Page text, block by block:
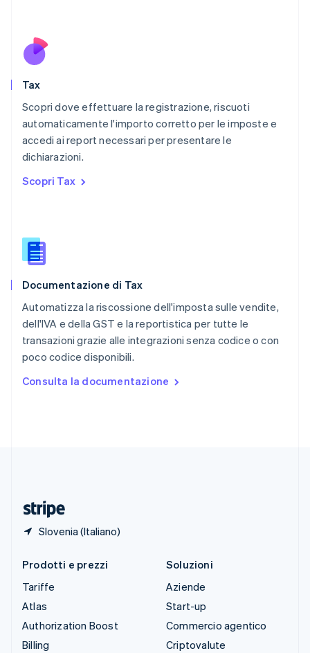
Tax
Scopri dove effettuare la registrazione, riscuoti
automaticamente l'importo corretto per le imposte e
accedi ai report necessari per presentare le
dichiarazioni.
Scopri Tax
Documentazione di Tax
Automatizza la riscossione dell'imposta sulle vendite,
dell'IVA e della GST e la reportistica per tutte le
transazioni grazie alle integrazioni senza codice o con
poco codice disponibili.
Consulta la documentazione
Slovenia (Italiano)
English
Paesi Bassi
English
Portogallo
RAS di Hong Kong, Cina
English简体中文
Regno Unito
English
English
Singapore
Slovacchia
English
Slovenia
Spagna
EspañolEnglish
English Español简体中文
Prodotti e prezzi
Tariffe
Atlas
Authorization Boost
Billing
Soluzioni
Aziende
Start-up
Commercio agentico
Criptovalute